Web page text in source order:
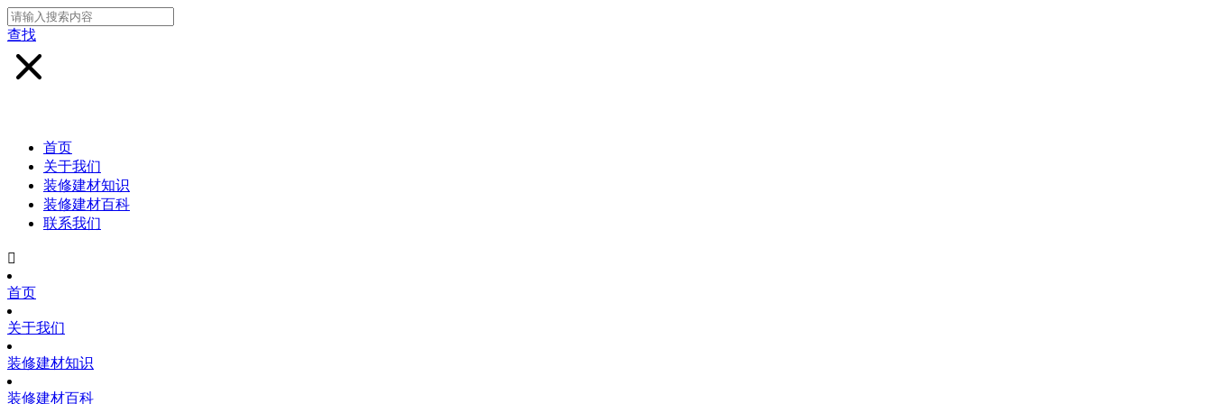
查找
首页
关于我们
装修建材知识
装修建材百科
联系我们

首页
关于我们
装修建材知识
装修建材百科